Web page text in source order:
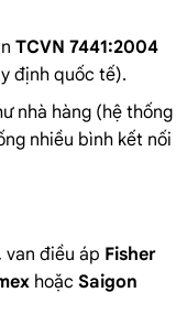
TCVN 7441:2004
định quốc tế).
nhà hàng (hệ thống
nhiều bình kết nối
van điều áp Fisher
hoặc Saigon